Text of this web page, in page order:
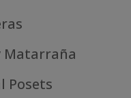
Matarraña
Posets